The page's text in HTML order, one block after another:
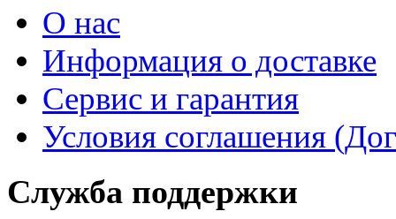
О нас
Информация о доставке
Сервис и гарантия
Условия соглашения
Служба поддержки